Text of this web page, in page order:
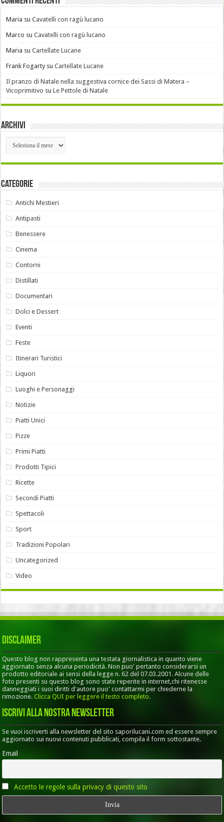
Maria suCavatelli con ragù lucano
Marco suCavatelli con ragù lucano
Maria suCartellate Lucane
Frank FogartysuCartellate Lucane
Il pranzo di Natale nella suggestiva cornice dei Sassi di Matera –
Vicoprimitivo suLe Pettole di Natale
Archivi
Archivi
Categorie
Antichi Mestieri
Antipasti
Benessere
Cinema
Contorni
Distillati
Documentari
Dolci e Dessert
Eventi
Feste
Itinerari Turistici
Liquori
Luoghi e Personaggi
Notizie
Piatti Unici
Pizze
Primi Piatti
Prodotti Tipici
Ricette
Secondi Piatti
Spettacoli
Sport
Tradizioni Popolari
Uncategorized
Video
Disclaimer
Questo blog non rappresenta una testata giornalistica in quanto viene
aggiornato senza alcuna periodicità. Non puo' pertanto considerarsi un
prodotto editoriale ai sensi della legge n. 62 del 07.03.2001. Alcune delle
foto presenti su questo blog sono state reperite in internet,chi ritenesse
danneggiati i suoi diritti d'autore puo' contattarmi per chiederne la
rimozione.Clicca QUI per leggere il testo completo.
Iscrivi alla nostra Newsletter
Se vuoi iscriverti alla newsletter del sito saporilucani.com ed essere sempre
aggiornato sui nuovi contenuti pubblicati, compila il form sottostante.
Email
Accetto le regole sulla privacy di questo sito